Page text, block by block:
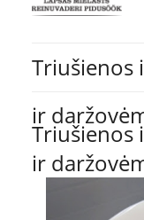
Triušienos
ir
Triušienos
ir